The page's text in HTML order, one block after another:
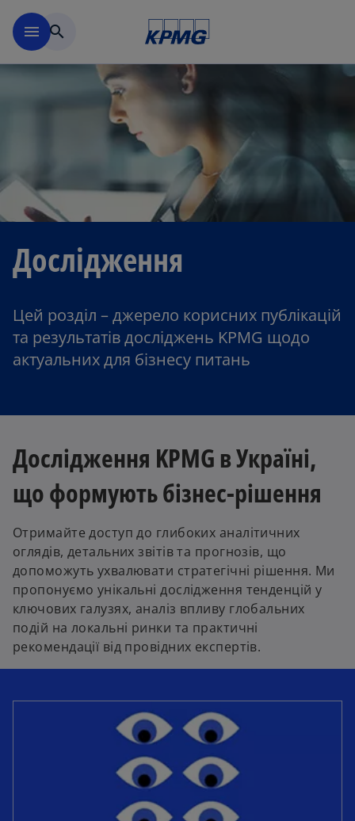
menu search
Дослідження
Цей розділ – джерело корисних публікацій
та результатів досліджень KPMG щодо
актуальних для бізнесу питань
Дослідження KPMG в Україні,
що формують бізнес-рішення
Отримайте доступ до глибоких аналітичних
оглядів, детальних звітів та прогнозів, що
допоможуть ухвалювати стратегічні рішення. Ми
пропонуємо унікальні дослідження тенденцій у
ключових галузях, аналіз впливу глобальних
подій на локальні ринки та практичні
рекомендації від провідних експертів.